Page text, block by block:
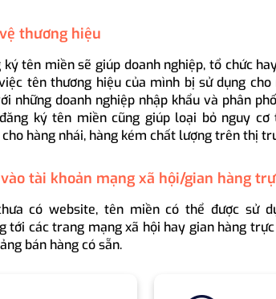
thương hiệu
ký tên miền sẽ giúp doanh nghiệp, tổ chức
tên thương hiệu của mình bị sử dụng cho
những doanh nghiệp nhập khẩu và phân
ký tên miền cũng giúp loại bỏ nguy
hàng nhái, hàng kém chất lượng trên thị
vào tài khoản mạng xã hội/gian hàng
có website, tên miền có thể được sử
tới các trang mạng xã hội hay gian hàng
bán hàng có sẵn.